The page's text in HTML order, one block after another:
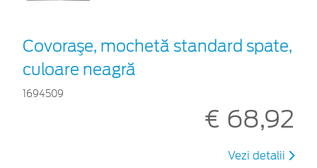
Covoraşe, mochetă standard spate,
culoare neagră
1694509
€ 68,92
Vezi detalii